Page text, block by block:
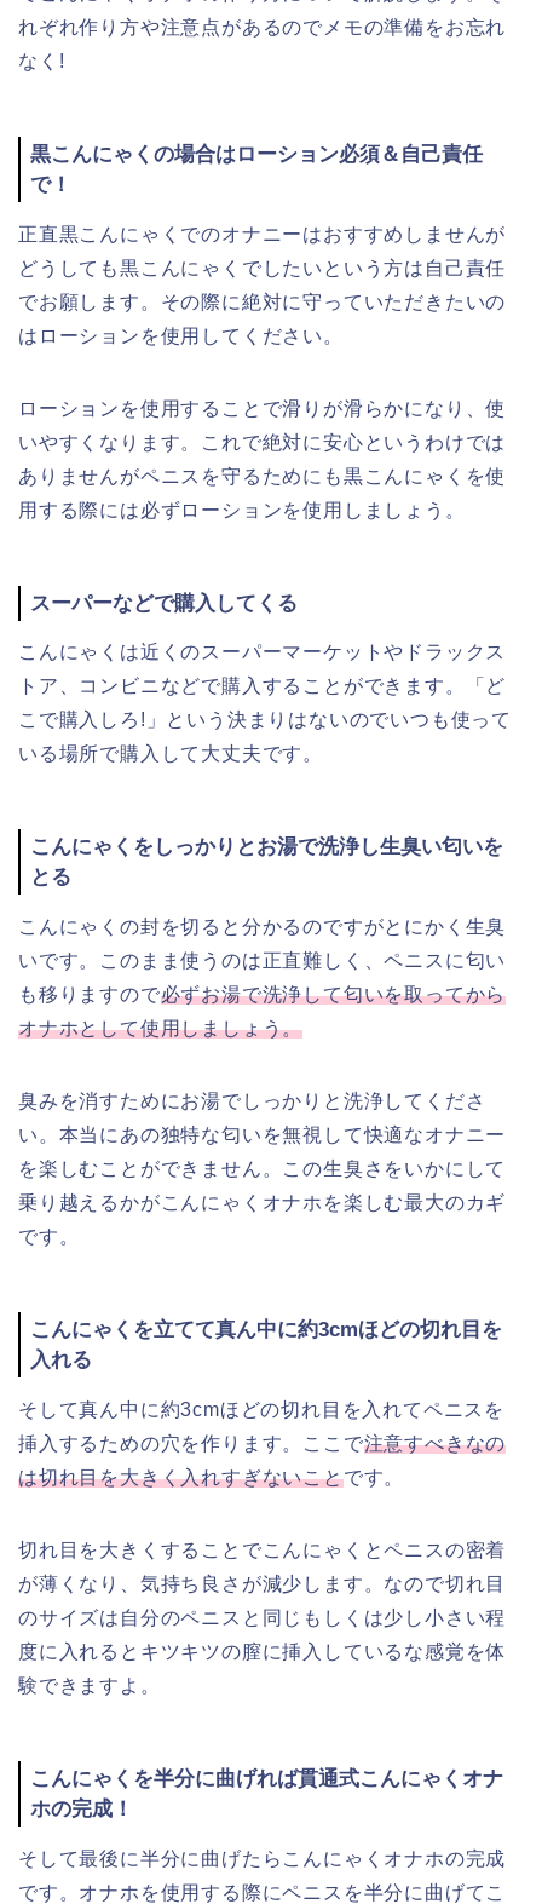
れぞれ作り方や注意点があるのでメモの準備をお忘れ
なく!
黒こんにゃくの場合はローション必須＆自己責任
で！
正直黒こんにゃくでのオナニーはおすすめしませんが
どうしても黒こんにゃくでしたいという方は自己責任
でお願します。その際に絶対に守っていただきたいの
はローションを使用してください。
ローションを使用することで滑りが滑らかになり、使
いやすくなります。これで絶対に安心というわけでは
ありませんがペニスを守るためにも黒こんにゃくを使
用する際には必ずローションを使用しましょう。
スーパーなどで購入してくる
こんにゃくは近くのスーパーマーケットやドラックス
トア、コンビニなどで購入することができます。「ど
こで購入しろ!」という決まりはないのでいつも使って
いる場所で購入して大丈夫です。
こんにゃくをしっかりとお湯で洗浄し生臭い匂いを
とる
こんにゃくの封を切ると分かるのですがとにかく生臭
いです。このまま使うのは正直難しく、ペニスに匂い
も移りますので必ずお湯で洗浄して匂いを取ってから
オナホとして使用しましょう。
臭みを消すためにお湯でしっかりと洗浄してくださ
い。本当にあの独特な匂いを無視して快適なオナニー
を楽しむことができません。この生臭さをいかにして
乗り越えるかがこんにゃくオナホを楽しむ最大のカギ
です。
こんにゃくを立てて真ん中に約3cmほどの切れ目を
入れる
そして真ん中に約3cmほどの切れ目を入れてペニスを
挿入するための穴を作ります。ここで注意すべきなの
は切れ目を大きく入れすぎないことです。
切れ目を大きくすることでこんにゃくとペニスの密着
が薄くなり、気持ち良さが減少します。なので切れ目
のサイズは自分のペニスと同じもしくは少し小さい程
度に入れるとキツキツの膣に挿入しているな感覚を体
験できますよ。
こんにゃくを半分に曲げれば貫通式こんにゃくオナ
ホの完成！
そして最後に半分に曲げたらこんにゃくオナホの完成
です。オナホを使用する際にペニスを半分に曲げてこ